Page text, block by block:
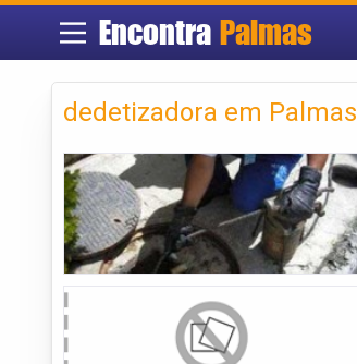
Encontra Palmas
dedetizadora em Palmas